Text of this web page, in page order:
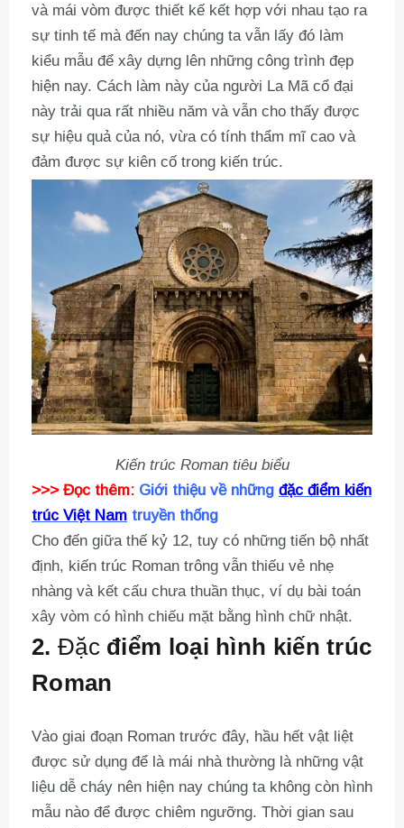
và mái vòm được thiết kế kết hợp với nhau tạo ra
sự tinh tế mà đến nay chúng ta vẫn lấy đó làm
kiểu mẫu để xây dựng lên những công trình đẹp
hiện nay. Cách làm này của người La Mã cổ đại
này trải qua rất nhiều năm và vẫn cho thấy được
sự hiệu quả của nó, vừa có tính thẩm mĩ cao và
đảm được sự kiên cố trong kiến trúc.
Kiến trúc Roman tiêu biểu
>>> Đọc thêm: Giới thiệu về những đặc điểm kiến
trúc Việt Nam truyền thống
Cho đến giữa thế kỷ 12, tuy có những tiến bộ nhất
định, kiến trúc Roman trông vẫn thiếu vẻ nhẹ
nhàng và kết cấu chưa thuần thục, ví dụ bài toán
xây vòm có hình chiếu mặt bằng hình chữ nhật.
2. Đặcđiểm loại hình kiến trúc
Roman
Vào giai đoạn Roman trước đây, hầu hết vật liệt
được sử dụng để là mái nhà thường là những vật
liệu dễ cháy nên hiện nay chúng ta không còn hình
mẫu nào để được chiêm ngưỡng. Thời gian sau